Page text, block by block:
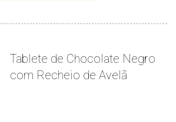
Tablete de Chocolate Negro
com Recheio de Avelã